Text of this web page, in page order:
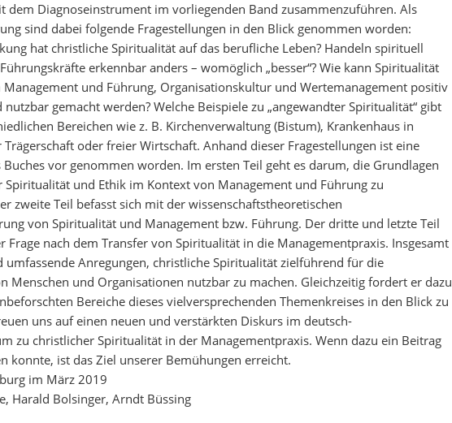
dem Diagnoseinstrument im vorliegenden Band zusammenzuführen. Als
sind dabei folgende Fragestellungen in den Blick genommen worden:
hat christliche Spiritualität auf das berufliche Leben? Handeln spirituell
erkennbar anders – womöglich „besser“? Wie kann Spiritualität
und Führung, Organisationskultur und Wertemanagement positiv
gemacht werden? Welche Beispiele zu „angewandter Spiritualität“ gibt
Bereichen wie z. B. Kirchenverwaltung (Bistum), Krankenhaus in
oder freier Wirtschaft. Anhand dieser Fragestellungen ist eine
vor genommen worden. Im ersten Teil geht es darum, die Grundlagen
Spiritualität und Ethik im Kontext von Management und Führung zu
zweite Teil befasst sich mit der wissenschaftstheoretischen
von Spiritualität und Management bzw. Führung. Der dritte und letzte Teil
Frage nach dem Transfer von Spiritualität in die Managementpraxis. Insgesamt
umfassende Anregungen, christliche Spiritualität zielführend für die
Menschen und Organisationen nutzbar zu machen. Gleichzeitig fordert er dazu
Bereiche dieses vielversprechenden Themenkreises in den Blick zu
uns auf einen neuen und verstärkten Diskurs im deutsch-
zu christlicher Spiritualität in der Managementpraxis. Wenn dazu ein Beitrag
konnte, ist das Ziel unserer Bemühungen erreicht.
im März 2019
Harald Bolsinger, Arndt Büssing